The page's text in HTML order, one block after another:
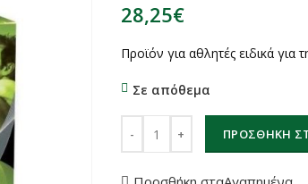
€
Προϊόν για αθλητές ειδικά για
Σε απόθεμα
ΠΡΟΣΘΉΚΗ